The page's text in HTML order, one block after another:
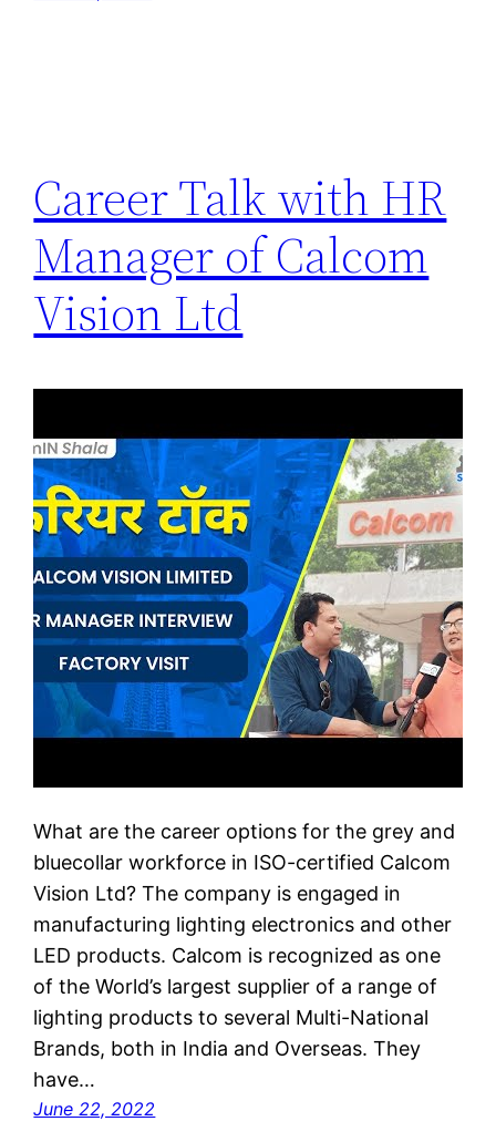
Career Talk with HR
Manager of Calcom
Vision Ltd
What are the career options for the grey and
bluecollar workforce in ISO-certified Calcom
Vision Ltd? The company is engaged in
manufacturing lighting electronics and other
LED products. Calcom is recognized as one
of the World’s largest supplier of a range of
lighting products to several Multi-National
Brands, both in India and Overseas. They
have…
June 22, 2022